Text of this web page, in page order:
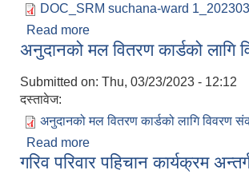
DOC_SRM suchana-ward
Read more
अनुदानको मल वितरण कार्डको
Submitted on: Thu, 03/23/2023 - 12:12
दस्तावेज:
अनुदानको मल वितरण कार्डको लागि विवरण
Read more
गरिव परिवार पहिचान कार्यक्रम